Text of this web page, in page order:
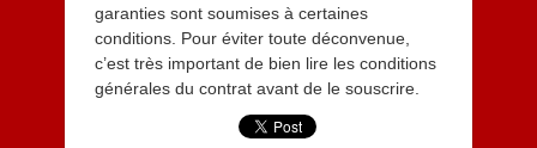
garanties sont soumises à certaines
conditions. Pour éviter toute déconvenue,
c’est très important de bien lire les conditions
générales du contrat avant de le souscrire.